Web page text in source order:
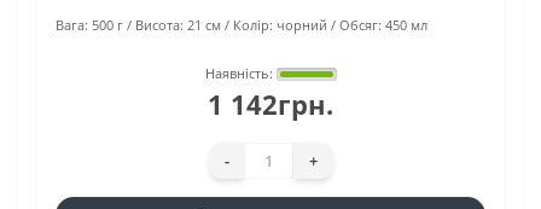
Вага: 500 г Висота: 21 cм Колір: чорний Обсяг: 450 мл
Наявність:
1 142грн.
- +